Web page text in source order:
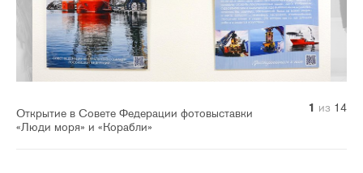
Открытие в Совете Федерации фотовыставки
«Люди моря» и «Корабли»
1 из 14
2 из 14
3 из 14
4 из 14
5 из 14
6 из 14
7 из 14
8 из 14
9 из 14
10 из 14
11 из 14
12 из 14
13 из 14
14 из 14